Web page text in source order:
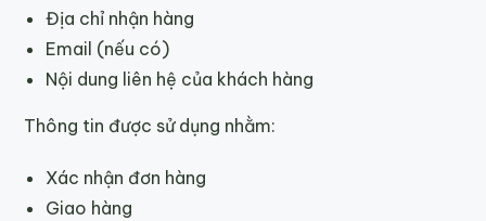
Địa chỉ nhận hàng
Email (nếu có)
Nội dung liên hệ của khách hàng
Thông tin được sử dụng nhằm:
Xác nhận đơn hàng
Giao hàng